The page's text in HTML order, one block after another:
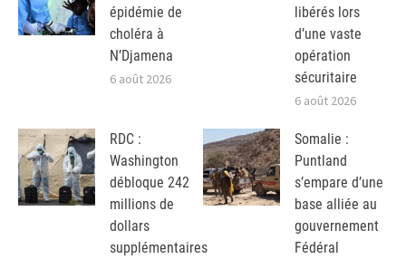
épidémie de
choléra à
N’Djamena
6 août 2026
libérés lors
d’une vaste
opération
sécuritaire
6 août 2026
RDC :
Washington
débloque 242
millions de
dollars
supplémentaires
Somalie :
Puntland
s’empare d’une
base alliée au
gouvernement
Fédéral